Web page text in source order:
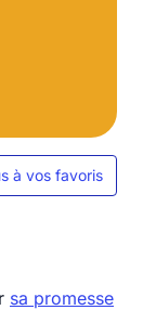
à vos favoris
sa promesse